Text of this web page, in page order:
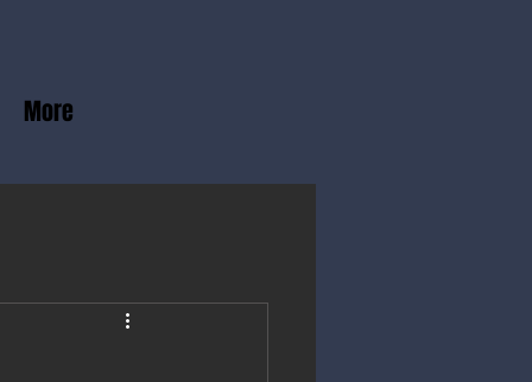
More